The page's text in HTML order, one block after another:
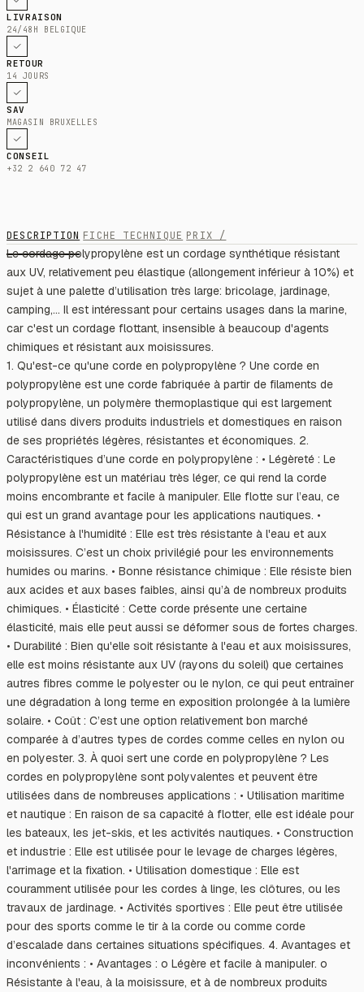
LIVRAISON
24/48H BELGIQUE
RETOUR
14 JOURS
SAV
MAGASIN BRUXELLES
CONSEIL
+32 2 640 72 47
DESCRIPTION FICHE TECHNIQUE PRIX /
Le cordage polypropylène est un cordage synthétique résistant
aux UV, relativement peu élastique (allongement inférieur à 10%) et
sujet à une palette d’utilisation très large: bricolage, jardinage,
camping,... Il est intéressant pour certains usages dans la marine,
car c'est un cordage flottant, insensible à beaucoup d'agents
chimiques et résistant aux moisissures.
1. Qu'est-ce qu'une corde en polypropylène ? Une corde en
polypropylène est une corde fabriquée à partir de filaments de
polypropylène, un polymère thermoplastique qui est largement
utilisé dans divers produits industriels et domestiques en raison
de ses propriétés légères, résistantes et économiques. 2.
Caractéristiques d’une corde en polypropylène : • Légèreté : Le
polypropylène est un matériau très léger, ce qui rend la corde
moins encombrante et facile à manipuler. Elle flotte sur l’eau, ce
qui est un grand avantage pour les applications nautiques. •
Résistance à l'humidité : Elle est très résistante à l'eau et aux
moisissures. C’est un choix privilégié pour les environnements
humides ou marins. • Bonne résistance chimique : Elle résiste bien
aux acides et aux bases faibles, ainsi qu’à de nombreux produits
chimiques. • Élasticité : Cette corde présente une certaine
élasticité, mais elle peut aussi se déformer sous de fortes charges.
• Durabilité : Bien qu'elle soit résistante à l'eau et aux moisissures,
elle est moins résistante aux UV (rayons du soleil) que certaines
autres fibres comme le polyester ou le nylon, ce qui peut entraîner
une dégradation à long terme en exposition prolongée à la lumière
solaire. • Coût : C’est une option relativement bon marché
comparée à d’autres types de cordes comme celles en nylon ou
en polyester. 3. À quoi sert une corde en polypropylène ? Les
cordes en polypropylène sont polyvalentes et peuvent être
utilisées dans de nombreuses applications : • Utilisation maritime
et nautique : En raison de sa capacité à flotter, elle est idéale pour
les bateaux, les jet-skis, et les activités nautiques. • Construction
et industrie : Elle est utilisée pour le levage de charges légères,
l'arrimage et la fixation. • Utilisation domestique : Elle est
couramment utilisée pour les cordes à linge, les clôtures, ou les
travaux de jardinage. • Activités sportives : Elle peut être utilisée
pour des sports comme le tir à la corde ou comme corde
d’escalade dans certaines situations spécifiques. 4. Avantages et
inconvénients : • Avantages : o Légère et facile à manipuler. o
Résistante à l'eau, à la moisissure, et à de nombreux produits